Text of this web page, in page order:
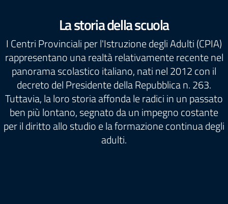
La storia della scuola
I Centri Provinciali per l'Istruzione degli Adulti (CPIA)
rappresentano una realtà relativamente recente nel
panorama scolastico italiano, nati nel 2012 con il
decreto del Presidente della Repubblica n. 263.
Tuttavia, la loro storia affonda le radici in un passato
ben più lontano, segnato da un impegno costante
per il diritto allo studio e la formazione continua degli
adulti.